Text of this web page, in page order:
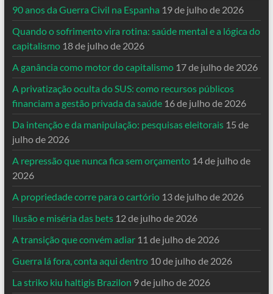
90 anos da Guerra Civil na Espanha 19 de julho de 2026
Quando o sofrimento vira rotina: saúde mental e a lógica do
capitalismo 18 de julho de 2026
A ganância como motor do capitalismo 17 de julho de 2026
A privatização oculta do SUS: como recursos públicos
financiam a gestão privada da saúde 16 de julho de 2026
Da intenção e da manipulação: pesquisas eleitorais 15 de
julho de 2026
A repressão que nunca fica sem orçamento 14 de julho de
2026
A propriedade corre para o cartório 13 de julho de 2026
Ilusão e miséria das bets 12 de julho de 2026
A transição que convém adiar 11 de julho de 2026
Guerra lá fora, conta aqui dentro 10 de julho de 2026
La striko kiu haltigis Brazilon 9 de julho de 2026